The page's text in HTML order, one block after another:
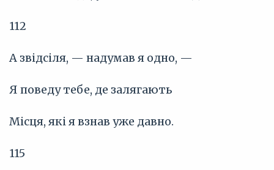
112
А звідсіля, — надумав я одно, —
Я поведу тебе, де залягають
Місця, які я взнав уже давно.
115